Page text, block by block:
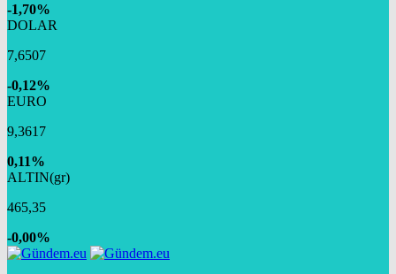
-1,70%
DOLAR
7,6507
-0,12%
EURO
9,3617
0,11%
ALTIN(gr)
465,35
-0,00%